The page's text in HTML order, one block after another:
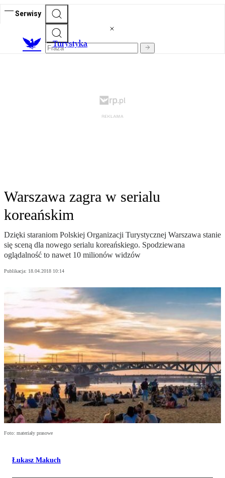
Serwisy
Turystyka
Warszawa zagra w serialu
koreańskim
Dzięki staraniom Polskiej Organizacji Turystycznej Warszawa stanie
się sceną dla nowego serialu koreańskiego. Spodziewana
oglądalność to nawet 10 milionów widzów
Publikacja: 18.04.2018 10:14
Foto: materiały prasowe
Łukasz Makuch